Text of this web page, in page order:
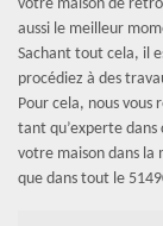
votre maison de
aussi le meilleur
Sachant tout cela, il
procédiez à des
Pour cela, nous vous
tant qu’experte
votre maison dans la
que dans tout le